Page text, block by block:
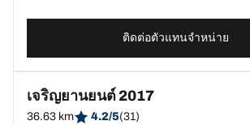
ติดต่อตัวแทนจำหน่าย
เจริญยานยนต์ 2017
36.63 km 4.2/5(31)